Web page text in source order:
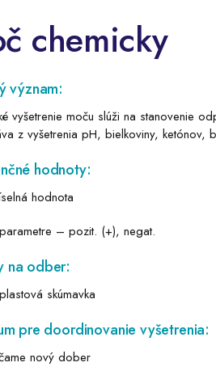
chemicky
význam:
vyšetrenie moču slúži na stanovenie
z vyšetrenia pH, bielkoviny, ketónov,
hodnoty:
hodnota
– pozit. (+), negat.
na odber:
skúmavka
pre doordinovanie vyšetrenia:
nový dober